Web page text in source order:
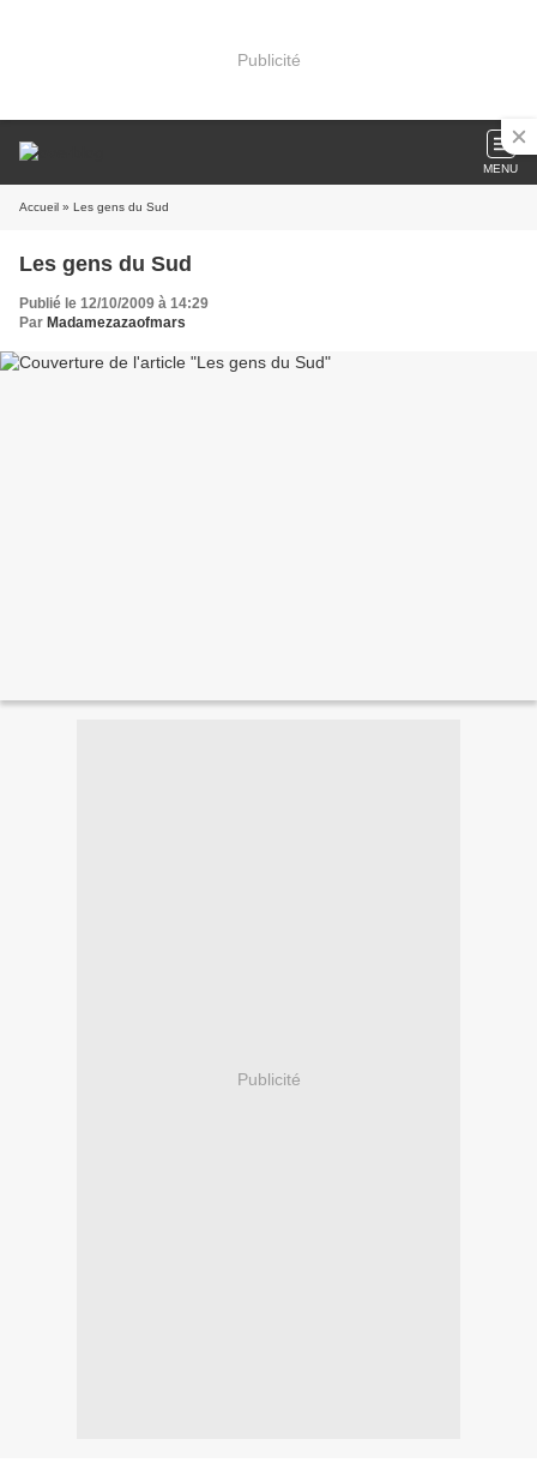
Publicité
MENU
Accueil » Les gens du Sud
Les gens du Sud
Publié le 12/10/2009 à 14:29
Par Madamezazaofmars
Publicité